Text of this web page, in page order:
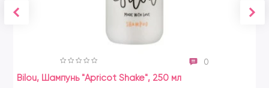
Cyclopentasiloxane, Dimethiconol, Fragrance, Tocopheryl
Acetate, Glycine Soja (Soybean) Oil, Aloe Barbadensis Leaf
Extract, Polysilicone-15, Panthenyl Ethyl Ether, Retinyl
Palmitatе, Argania Spinosa Kernel Oil, Ascorby
0
Bilou, Шампунь "Apricot Shake", 250 мл